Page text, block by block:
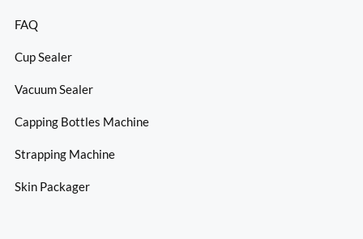
FAQ
Cup Sealer
Vacuum Sealer
Capping Bottles Machine
Strapping Machine
Skin Packager